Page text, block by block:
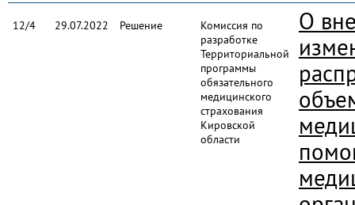
12/4 29.07.2022 Решение
Комиссия по
разработке
Территориальной
программы
обязательного
медицинского
страхования
Кировской
области
О